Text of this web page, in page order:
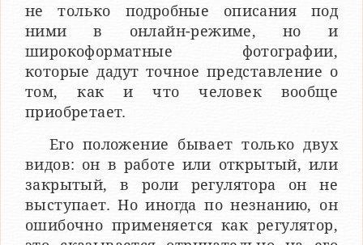
не только подробные описания под
ними в онлайн-режиме, но и
широкоформатные фотографии,
которые дадут точное представление о
том, как и что человек вообще
приобретает.
Его положение бывает только двух
видов: он в работе или открытый, или
закрытый, в роли регулятора он не
выступает. Но иногда по незнанию, он
ошибочно применяется как регулятор,